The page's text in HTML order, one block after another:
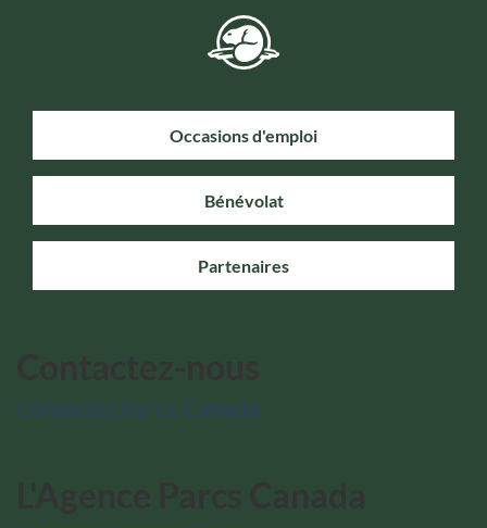
Occasions d'emploi
Bénévolat
Partenaires
Contactez Parcs Canada